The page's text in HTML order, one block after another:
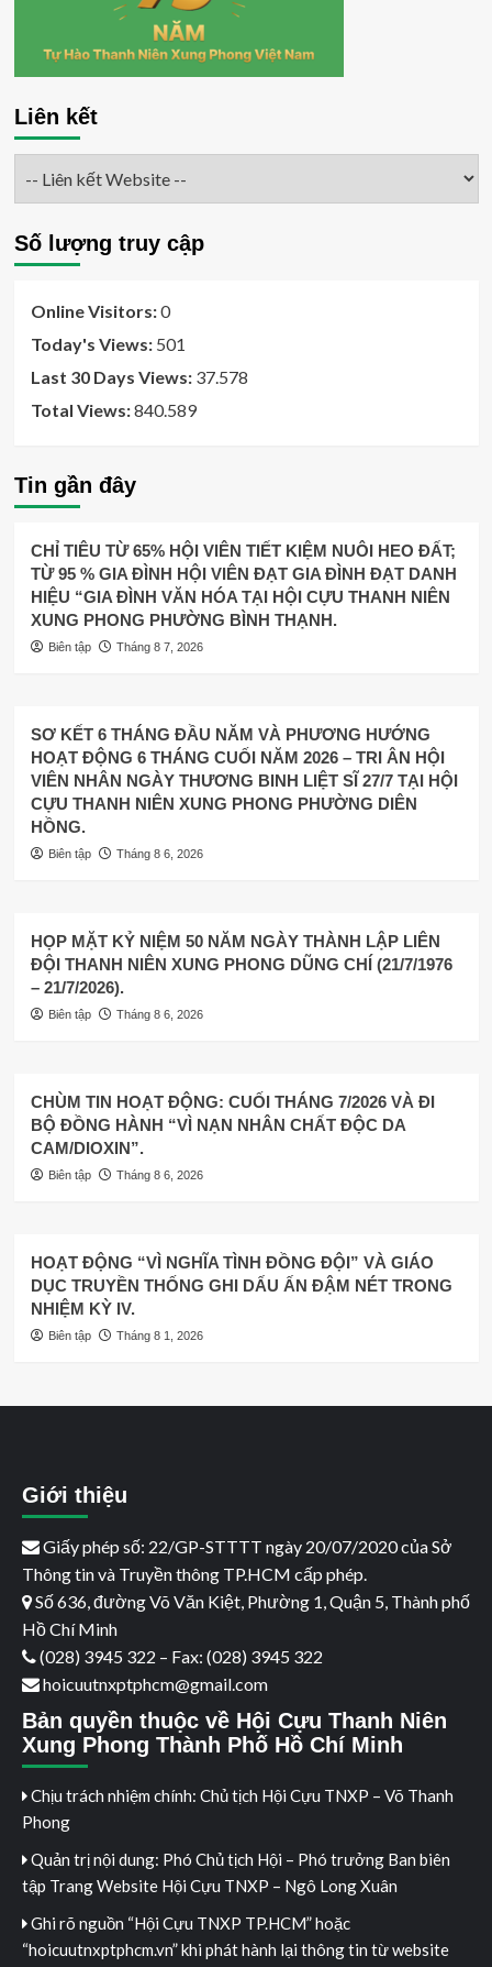
Liên kết
Số lượng truy cập
Online Visitors:0
Today's Views: 501
Last 30 Days Views: 37.578
Total Views:840.589
Tin gần đây
CHỈ TIÊU TỪ 65% HỘI VIÊN TIẾT KIỆM NUÔI HEO ĐẤT;
TỪ 95 % GIA ĐÌNH HỘI VIÊN ĐẠT GIA ĐÌNH ĐẠT DANH
HIỆU “GIA ĐÌNH VĂN HÓA TẠI HỘI CỰU THANH NIÊN
XUNG PHONG PHƯỜNG BÌNH THẠNH.
Biên tập Tháng 8 7, 2026
SƠ KẾT 6 THÁNG ĐẦU NĂM VÀ PHƯƠNG HƯỚNG
HOẠT ĐỘNG 6 THÁNG CUỐI NĂM 2026 – TRI ÂN HỘI
VIÊN NHÂN NGÀY THƯƠNG BINH LIỆT SĨ 27/7 TẠI HỘI
CỰU THANH NIÊN XUNG PHONG PHƯỜNG DIÊN
HỒNG.
Biên tập Tháng 8 6, 2026
HỌP MẶT KỶ NIỆM 50 NĂM NGÀY THÀNH LẬP LIÊN
ĐỘI THANH NIÊN XUNG PHONG DŨNG CHÍ (21/7/1976
– 21/7/2026).
Biên tập Tháng 8 6, 2026
CHÙM TIN HOẠT ĐỘNG: CUỐI THÁNG 7/2026 VÀ ĐI
BỘ ĐỒNG HÀNH “VÌ NẠN NHÂN CHẤT ĐỘC DA
CAM/DIOXIN”.
Biên tập Tháng 8 6, 2026
HOẠT ĐỘNG “VÌ NGHĨA TÌNH ĐỒNG ĐỘI” VÀ GIÁO
DỤC TRUYỀN THỐNG GHI DẤU ẤN ĐẬM NÉT TRONG
NHIỆM KỲ IV.
Biên tập Tháng 8 1, 2026
Giới thiệu
Giấy phép số: 22/GP-STTTT ngày 20/07/2020 của Sở
Thông tin và Truyền thông TP.HCM cấp phép.
Số 636, đường Võ Văn Kiệt, Phường 1, Quận 5, Thành phố
Hồ Chí Minh
(028) 3945 322 – Fax: (028) 3945 322
hoicuutnxptphcm@gmail.com
Bản quyền thuộc về Hội Cựu Thanh Niên
Xung Phong Thành Phố Hồ Chí Minh
Chịu trách nhiệm chính: Chủ tịch Hội Cựu TNXP – Võ Thanh
Phong
Quản trị nội dung: Phó Chủ tịch Hội – Phó trưởng Ban biên
tập Trang Website Hội Cựu TNXP – Ngô Long Xuân
Ghi rõ nguồn “Hội Cựu TNXP TP.HCM” hoặc
“hoicuutnxptphcm.vn” khi phát hành lại thông tin từ website